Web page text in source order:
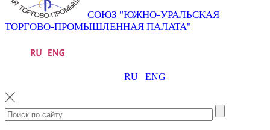
СОЮЗ "ЮЖНО-УРАЛЬСКАЯ
ТОРГОВО-ПРОМЫШЛЕННАЯ ПАЛАТА"
RU ENG